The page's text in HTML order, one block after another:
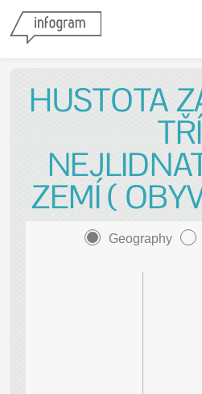
HUSTOTA
TŘÍ
ZEMÍ (
Geography